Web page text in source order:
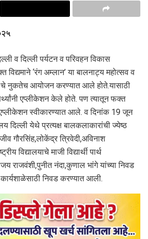
व दिल्ली पर्यटन व परिवहन विकास
विद्यमाने ‘रंग अम्लान’ या बालनाट्य महोत्सव व
चे नुकतेच आयोजन करण्यात आले होते.यासाठी
एप्लीकेशन केले होते. पण त्यातून फक्त
स्वीकारण्यात आले. व दिनांक 19 जून
दिल्ली येथे प्रत्यक्ष बालकलाकारांची ज्येष्ठ
गौरसिंह,लोकेंद्र त्रिवेदी,अविनाश
विद्यालयाचे माजी विद्यार्थी पार्थ
राजवंशी,पुनीत नंदा,कुणाल भांगे यांच्या निवड
कार्यशाळेसाठी निवड करण्यात आली.